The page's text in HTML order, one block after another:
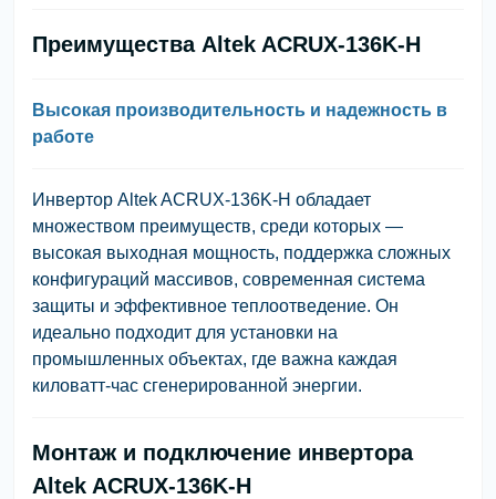
Преимущества Altek ACRUX-136K-H
Высокая производительность и надежность в
работе
Инвертор Altek ACRUX-136K-H обладает
множеством преимуществ, среди которых —
высокая выходная мощность, поддержка сложных
конфигураций массивов, современная система
защиты и эффективное теплоотведение. Он
идеально подходит для установки на
промышленных объектах, где важна каждая
киловатт-час сгенерированной энергии.
Монтаж и подключение инвертора
Altek ACRUX-136K-H